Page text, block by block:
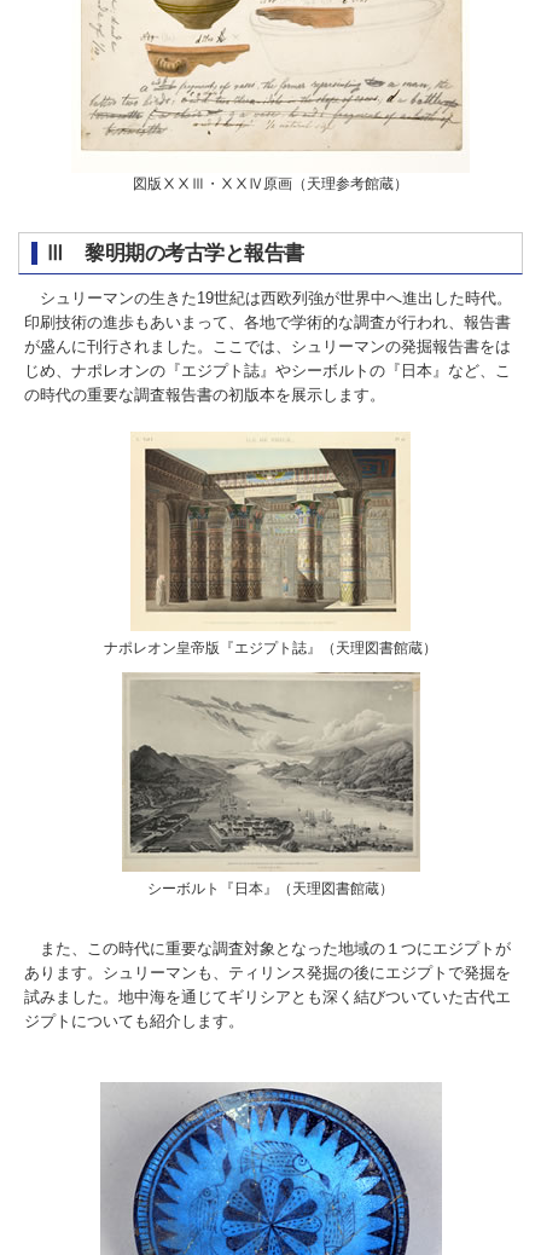
図版ⅩⅩⅢ・ⅩⅩⅣ原画（天理参考館蔵）
Ⅲ 黎明期の考古学と報告書
シュリーマンの生きた19世紀は西欧列強が世界中へ進出した時代。
印刷技術の進歩もあいまって、各地で学術的な調査が行われ、報告書
が盛んに刊行されました。ここでは、シュリーマンの発掘報告書をは
じめ、ナポレオンの『エジプト誌』やシーボルトの『日本』など、こ
の時代の重要な調査報告書の初版本を展示します。
ナポレオン皇帝版『エジプト誌』（天理図書館蔵）
シーボルト『日本』（天理図書館蔵）
また、この時代に重要な調査対象となった地域の１つにエジプトが
あります。シュリーマンも、ティリンス発掘の後にエジプトで発掘を
試みました。地中海を通じてギリシアとも深く結びついていた古代エ
ジプトについても紹介します。